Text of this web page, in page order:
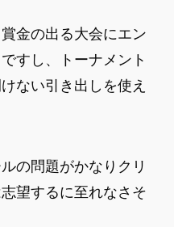
金の出る大会にエン
すし、トーナメント
ない引き出しを使え
の問題がかなりクリ
望するに至れなさそ